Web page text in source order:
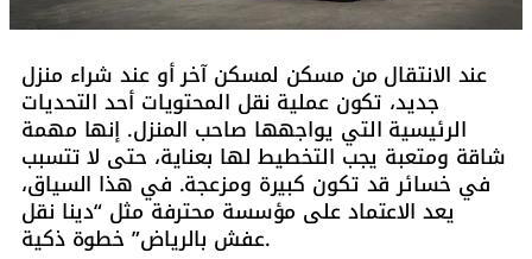
عند الانتقال من مسكن لمسكن آخر أو عند شراء منزل
جديد، تكون عملية نقل المحتويات أحد التحديات
الرئيسية التي يواجهها صاحب المنزل. إنها مهمة
شاقة ومتعبة يجب التخطيط لها بعناية، حتى لا تتسبب
في خسائر قد تكون كبيرة ومزعجة. في هذا السياق،
يعد الاعتماد على مؤسسة محترفة مثل “دينا نقل
عفش بالرياض” خطوة ذكية.